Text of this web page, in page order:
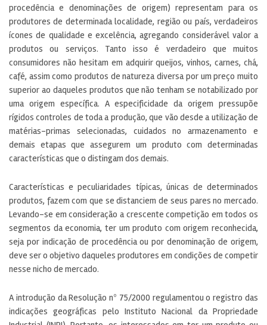
procedência e denominações de origem) representam para os
produtores de determinada localidade, região ou país, verdadeiros
ícones de qualidade e excelência, agregando considerável valor a
produtos ou serviços. Tanto isso é verdadeiro que muitos
consumidores não hesitam em adquirir queijos, vinhos, carnes, chá,
café, assim como produtos de natureza diversa por um preço muito
superior ao daqueles produtos que não tenham se notabilizado por
uma origem específica. A especificidade da origem pressupõe
rígidos controles de toda a produção, que vão desde a utilização de
matérias-primas selecionadas, cuidados no armazenamento e
demais etapas que assegurem um produto com determinadas
características que o distingam dos demais.
Características e peculiaridades típicas, únicas de determinados
produtos, fazem com que se distanciem de seus pares no mercado.
Levando-se em consideração a crescente competição em todos os
segmentos da economia, ter um produto com origem reconhecida,
seja por indicação de procedência ou por denominação de origem,
deve ser o objetivo daqueles produtores em condições de competir
nesse nicho de mercado.
A introdução da Resolução nº 75/2000 regulamentou o registro das
indicações geográficas pelo Instituto Nacional da Propriedade